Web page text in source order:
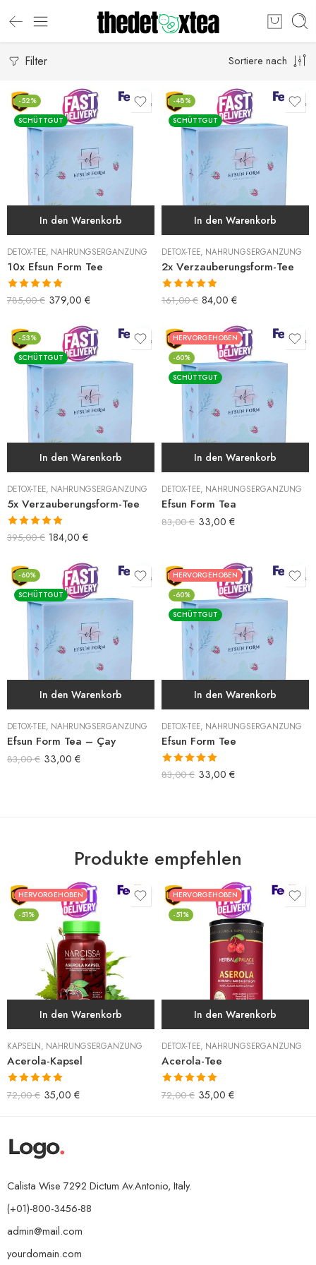
Filter Sortiere nach
-52%
SCHÜTTGUT
In den Warenkorb
DETOX-TEE, NAHRUNGSERGÄNZUNG
10x Efsun Form Tee
Bewertet mit
785,00€ 379,00 €
-48%
SCHÜTTGUT
In den Warenkorb
DETOX-TEE, NAHRUNGSERGÄNZUNG
2x Verzauberungsform-Tee
Bewertet mit
161,00€ 84,00 €
-53%
SCHÜTTGUT
In den Warenkorb
DETOX-TEE, NAHRUNGSERGÄNZUNG
5x Verzauberungsform-Tee
Bewertet mit
395,00€ 184,00 €
HERVORGEHOBEN
-60%
SCHÜTTGUT
In den Warenkorb
DETOX-TEE, NAHRUNGSERGÄNZUNG
Efsun Form Tea
83,00€ 33,00 €
-60%
SCHÜTTGUT
In den Warenkorb
DETOX-TEE, NAHRUNGSERGÄNZUNG
Efsun Form Tea – Çay
83,00€ 33,00 €
HERVORGEHOBEN
-60%
SCHÜTTGUT
In den Warenkorb
DETOX-TEE, NAHRUNGSERGÄNZUNG
Efsun Form Tee
Bewertet mit
83,00€ 33,00 €
Produkte empfehlen
HERVORGEHOBEN
-51%
In den Warenkorb
KAPSELN, NAHRUNGSERGÄNZUNG
Acerola-Kapsel
Bewertet mit
5.00von 5
72,00€ 35,00 €
HERVORGEHOBEN
-51%
In den Warenkorb
DETOX-TEE, NAHRUNGSERGÄNZUNG
Acerola-Tee
Bewertet mit
5.00von 5
72,00€ 35,00 €
Calista Wise 7292 Dictum Av.Antonio, Italy.
(+01)-800-3456-88
admin@mail.com
yourdomain.com